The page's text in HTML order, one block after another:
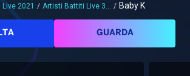
Cerca
2021 / Artisti Battiti Live 3... / Baby K
GUARDA